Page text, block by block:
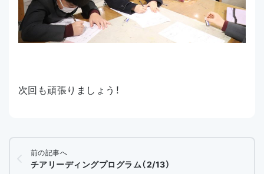
次回も頑張りましょう！
前の記事へ
チアリーディングプログラム（2/13）